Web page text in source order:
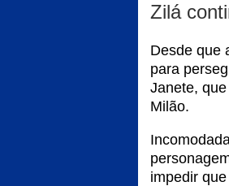
Zilá
Desde que
para
Janete,
Milão.
impedir